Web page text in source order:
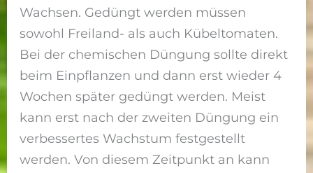
Wachsen. Gedüngt werden müssen
sowohl Freiland- als auch Kübeltomaten.
Bei der chemischen Düngung sollte direkt
beim Einpflanzen und dann erst wieder 4
Wochen später gedüngt werden. Meist
kann erst nach der zweiten Düngung ein
verbessertes Wachstum festgestellt
werden. Von diesem Zeitpunkt an kann